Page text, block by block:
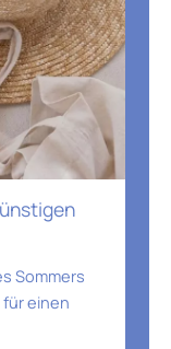
Sommers
einen